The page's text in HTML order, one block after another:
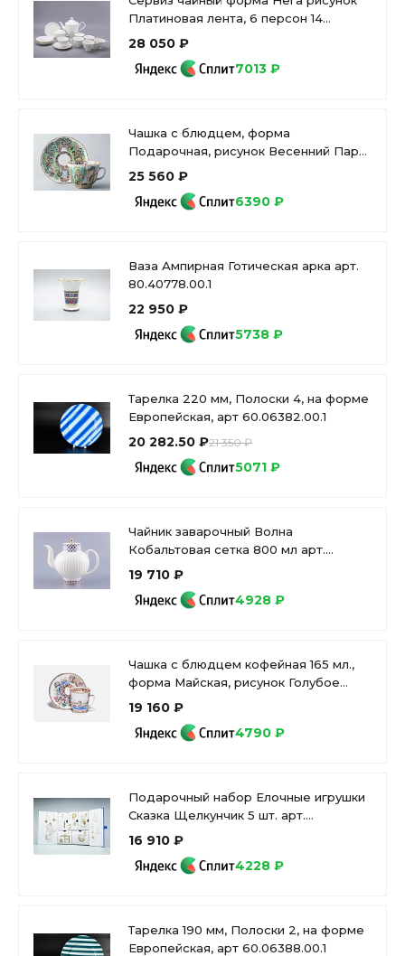
Платиновая лента, 6 персон 14
предметов, арт. 81.30715.00.1
28 050 ₽
7013 ₽
Чашка с блюдцем, форма
Подарочная, рисунок Весенний Парк,
арт 81.14820.00.1
25 560 ₽
6390 ₽
Ваза Ампирная Готическая арка арт.
80.40778.00.1
22 950 ₽
5738 ₽
Тарелка 220 мм, Полоски 4, на форме
Европейская, арт 60.06382.00.1
20 282.50 ₽21 350 ₽
5071 ₽
Чайник заварочный Волна
Кобальтовая сетка 800 мл арт.
80.06534.00.1
19 710 ₽
4928 ₽
Чашка с блюдцем кофейная 165 мл.,
форма Майская, рисунок Голубое
озеро арт. 81.13568.00.1
19 160 ₽
4790 ₽
Подарочный набор Елочные игрушки
Сказка Щелкунчик 5 шт. арт.
81.31124.00.1
16 910 ₽
4228 ₽
Тарелка 190 мм, Полоски 2, на форме
Европейская, арт 60.06388.00.1